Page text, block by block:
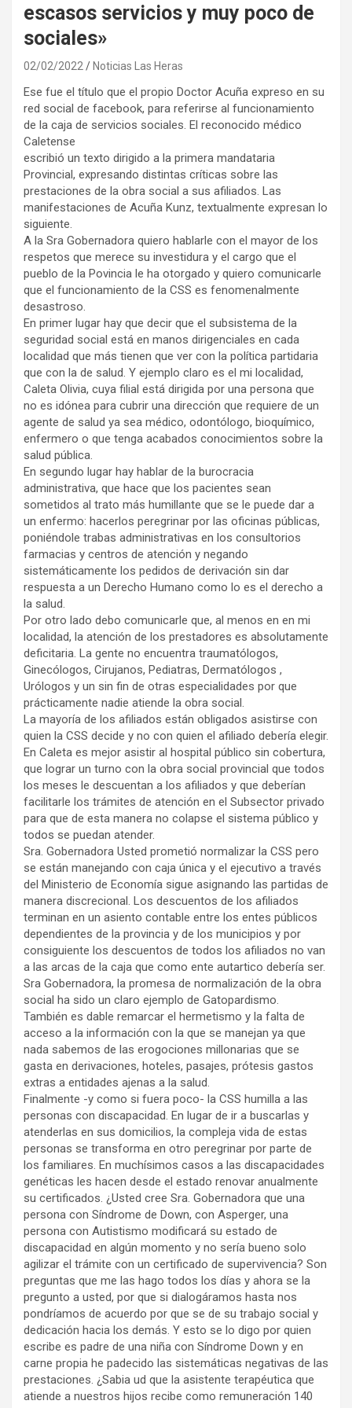
escasos servicios y muy poco de
sociales»
02/02/2022 Noticias Las Heras
Ese fue el título que el propio Doctor Acuña expreso en su
red social de facebook, para referirse al funcionamiento
de la caja de servicios sociales. El reconocido médico
Caletense
escribió un texto dirigido a la primera mandataria
Provincial, expresando distintas críticas sobre las
prestaciones de la obra social a sus afiliados. Las
manifestaciones de Acuña Kunz, textualmente expresan lo
siguiente.
A la Sra Gobernadora quiero hablarle con el mayor de los
respetos que merece su investidura y el cargo que el
pueblo de la Povincia le ha otorgado y quiero comunicarle
que el funcionamiento de la CSS es fenomenalmente
desastroso.
En primer lugar hay que decir que el subsistema de la
seguridad social está en manos dirigenciales en cada
localidad que más tienen que ver con la política partidaria
que con la de salud. Y ejemplo claro es el mi localidad,
Caleta Olivia, cuya filial está dirigida por una persona que
no es idónea para cubrir una dirección que requiere de un
agente de salud ya sea médico, odontólogo, bioquímico,
enfermero o que tenga acabados conocimientos sobre la
salud pública.
En segundo lugar hay hablar de la burocracia
administrativa, que hace que los pacientes sean
sometidos al trato más humillante que se le puede dar a
un enfermo: hacerlos peregrinar por las oficinas públicas,
poniéndole trabas administrativas en los consultorios
farmacias y centros de atención y negando
sistemáticamente los pedidos de derivación sin dar
respuesta a un Derecho Humano como lo es el derecho a
la salud.
Por otro lado debo comunicarle que, al menos en en mi
localidad, la atención de los prestadores es absolutamente
deficitaria. La gente no encuentra traumatólogos,
Ginecólogos, Cirujanos, Pediatras, Dermatólogos ,
Urólogos y un sin fin de otras especialidades por que
prácticamente nadie atiende la obra social.
La mayoría de los afiliados están obligados asistirse con
quien la CSS decide y no con quien el afiliado debería elegir.
En Caleta es mejor asistir al hospital público sin cobertura,
que lograr un turno con la obra social provincial que todos
los meses le descuentan a los afiliados y que deberían
facilitarle los trámites de atención en el Subsector privado
para que de esta manera no colapse el sistema público y
todos se puedan atender.
Sra. Gobernadora Usted prometió normalizar la CSS pero
se están manejando con caja única y el ejecutivo a través
del Ministerio de Economía sigue asignando las partidas de
manera discrecional. Los descuentos de los afiliados
terminan en un asiento contable entre los entes públicos
dependientes de la provincia y de los municipios y por
consiguiente los descuentos de todos los afiliados no van
a las arcas de la caja que como ente autartico debería ser.
Sra Gobernadora, la promesa de normalización de la obra
social ha sido un claro ejemplo de Gatopardismo.
También es dable remarcar el hermetismo y la falta de
acceso a la información con la que se manejan ya que
nada sabemos de las erogociones millonarias que se
gasta en derivaciones, hoteles, pasajes, prótesis gastos
extras a entidades ajenas a la salud.
Finalmente -y como si fuera poco- la CSS humilla a las
personas con discapacidad. En lugar de ir a buscarlas y
atenderlas en sus domicilios, la compleja vida de estas
personas se transforma en otro peregrinar por parte de
los familiares. En muchísimos casos a las discapacidades
genéticas les hacen desde el estado renovar anualmente
su certificados. ¿Usted cree Sra. Gobernadora que una
persona con Síndrome de Down, con Asperger, una
persona con Autistismo modificará su estado de
discapacidad en algún momento y no sería bueno solo
agilizar el trámite con un certificado de supervivencia? Son
preguntas que me las hago todos los días y ahora se la
pregunto a usted, por que si dialogáramos hasta nos
pondríamos de acuerdo por que se de su trabajo social y
dedicación hacia los demás. Y esto se lo digo por quien
escribe es padre de una niña con Síndrome Down y en
carne propia he padecido las sistemáticas negativas de las
prestaciones. ¿Sabia ud que la asistente terapéutica que
atiende a nuestros hijos recibe como remuneración 140